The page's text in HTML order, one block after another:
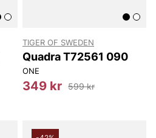
TIGER OF SWEDEN
Quadra T72561 090
ONE
349 kr 599 kr